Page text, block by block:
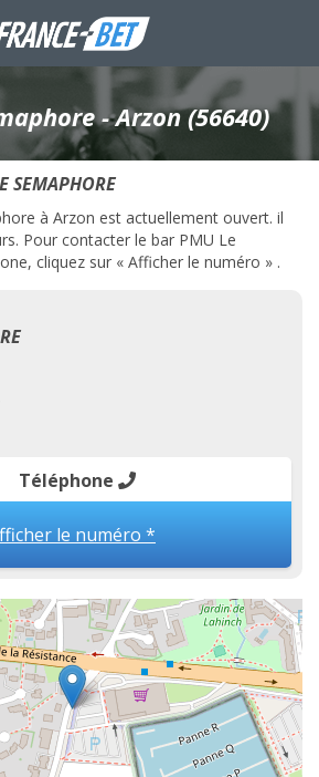
- Arzon (56640)
SEMAPHORE
à Arzon est actuellement ouvert. il
Pour contacter le bar PMU Le
cliquez sur « Afficher le numéro » .
Téléphone
le numéro *